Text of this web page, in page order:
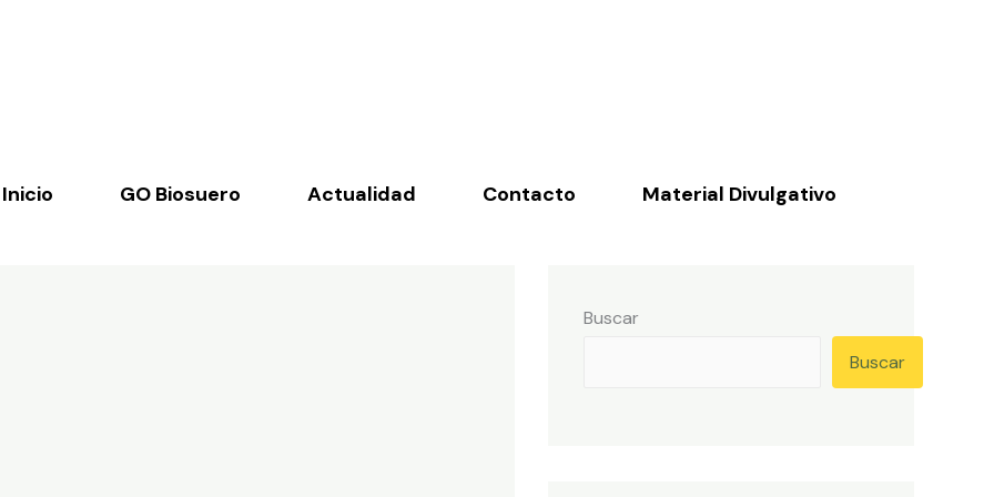
Inicio GO Biosuero Actualidad Contacto Material Divulgativo
Buscar
Buscar